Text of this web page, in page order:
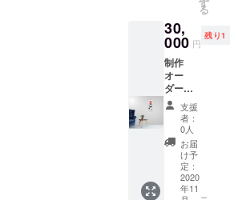
物画は
付きま
せん
る
30,
000 円
残り1
制作
オー
ダー
F10号サ
イズ
キャン
バスか
パネル
お好き
な曲、
歌、自
支援
者：
0人
お届
け予
定：
2020
年11